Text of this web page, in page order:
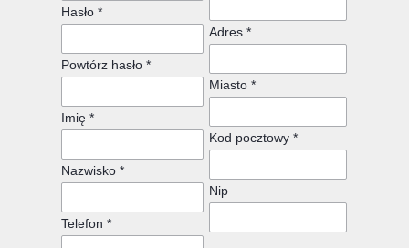
Hasło *
Powtórz hasło *
Imię *
Nazwisko *
Telefon *
Adres *
Miasto *
Kod pocztowy *
Nip